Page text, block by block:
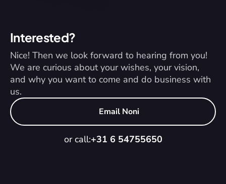
Interested?
Nice! Then we look forward to hearing from you!
We are curious about your wishes, your vision,
and why you want to come and do business with
us.
Email Noni
or call:+31 6 54755650